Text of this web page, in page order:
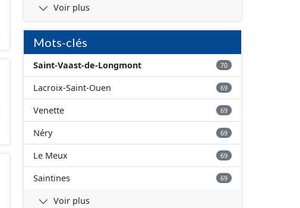
Voir plus
Mots-clés
Saint-Vaast-de-Longmont 70
Lacroix-Saint-Ouen 69
Venette 69
Néry 69
Le Meux 69
Saintines 69
Voir plus